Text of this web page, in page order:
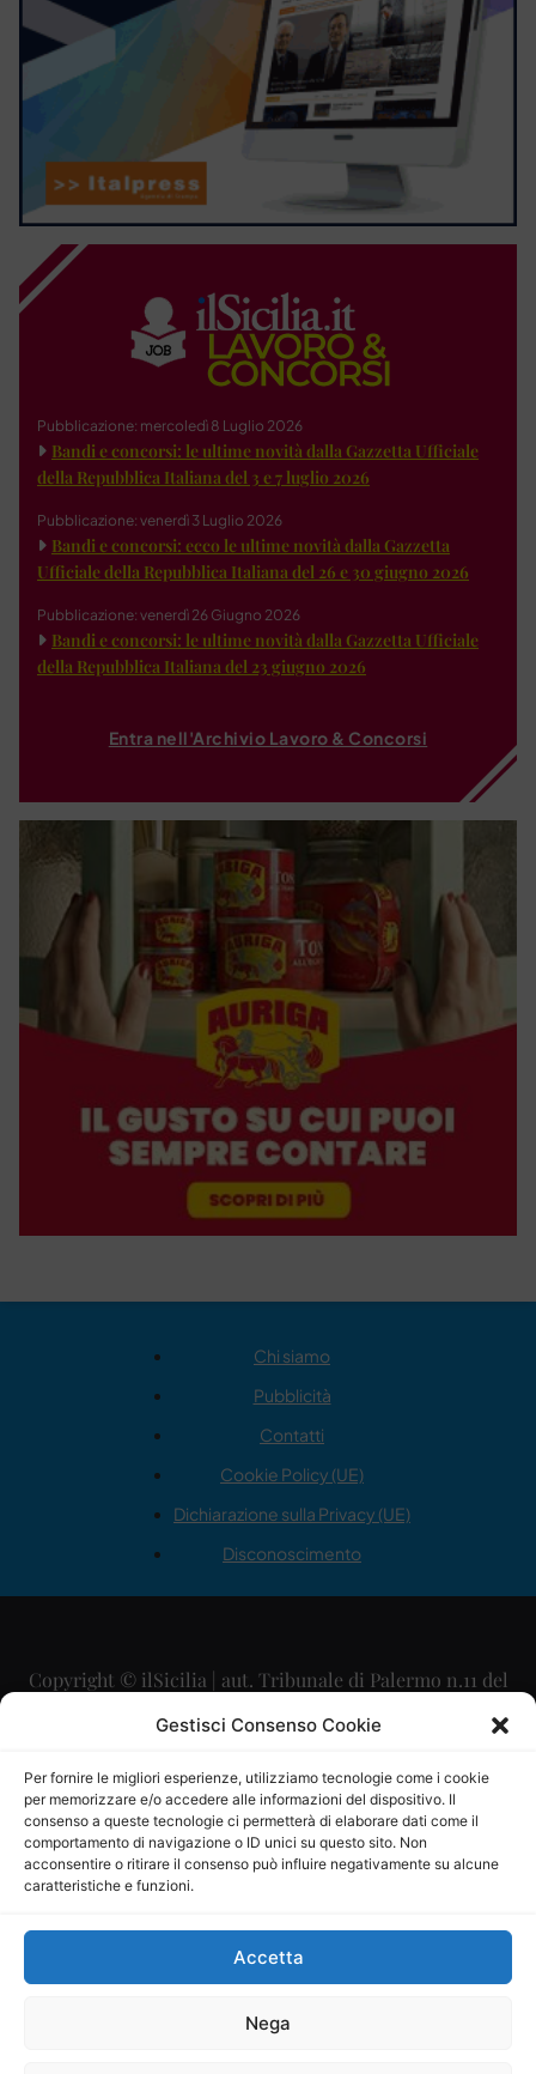
Gestisci Consenso Cookie
Per fornire le migliori esperienze, utilizziamo tecnologie come i cookie
per memorizzare e/o accedere alle informazioni del dispositivo. Il
consenso a queste tecnologie ci permetterà di elaborare dati come il
comportamento di navigazione o ID unici su questo sito. Non
acconsentire o ritirare il consenso può influire negativamente su alcune
caratteristiche e funzioni.
Accetta
Nega
Pubblicazione: mercoledì 8 Luglio 2026
Bandi e concorsi: le ultime novità dalla Gazzetta Ufficiale
della Repubblica Italiana del 3 e 7 luglio 2026
Pubblicazione: venerdì 3 Luglio 2026
Bandi e concorsi: ecco le ultime novità dalla Gazzetta
Ufficiale della Repubblica Italiana del 26 e 30 giugno 2026
Pubblicazione: venerdì 26 Giugno 2026
Bandi e concorsi: le ultime novità dalla Gazzetta Ufficiale
della Repubblica Italiana del 23 giugno 2026
Entra nell'Archivio Lavoro & Concorsi
Chi siamo
Pubblicità
Contatti
Cookie Policy (UE)
Dichiarazione sulla Privacy (UE)
Disconoscimento
Copyright © ilSicilia | aut. Tribunale di Palermo n.11 del
29/09/2015
Direttore Editoriale: Maurizio Scaglione
Direttore Responsabile: Maria Calabrese
P.IVA: 06334930820
Mercurio Comunicazione Società Cooperativa a r.l. è
iscritta al Registro degli Operatori di Comunicazione al